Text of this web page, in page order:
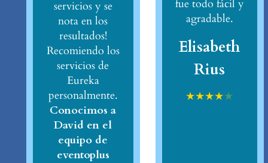
servicios y se
nota en los
resultados!
Recomiendo los
servicios de
Eureka
personalmente.
Conocimos a
David en el
equipo de
eventoplus
fue todo fácil y
agradable.
Elisabeth
Rius
★★★★★